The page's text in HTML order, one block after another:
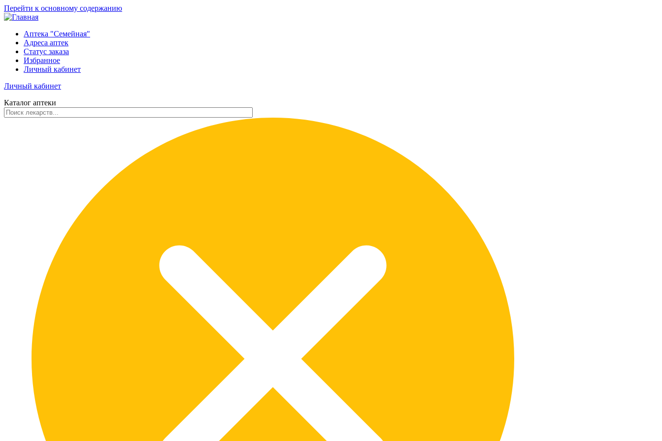
Перейти к основному содержанию
Аптека "Семейная"
Адреса аптек
Статус заказа
Избранное
Личный кабинет
Личный кабинет
Каталог аптеки